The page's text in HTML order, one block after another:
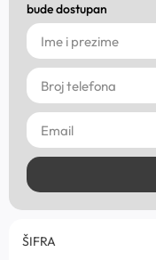
bude dostupan
ŠIFRA